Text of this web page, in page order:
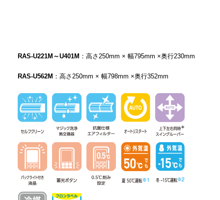
RAS-U221M～U401M ：高さ250mm × 幅795mm ×奥行230mm
RAS-U562M ：高さ250mm × 幅798mm ×奥行352mm